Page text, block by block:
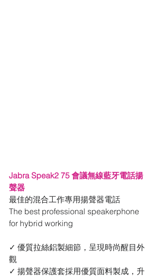
Jabra Speak2 75 會議無線藍牙電話揚
聲器
最佳的混合工作專用揚聲器電話
The best professional speakerphone
for hybrid working
✓ 優質拉絲鋁製細節，呈現時尚醒目外
觀
✓ 揚聲器保護套採用優質面料製成，升